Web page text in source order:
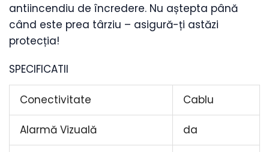
antiincendiu de încredere. Nu aștepta până
când este prea târziu – asigură-ți astăzi
protecția!
SPECIFICATII
Conectivitate Cablu
Alarmă Vizuală da